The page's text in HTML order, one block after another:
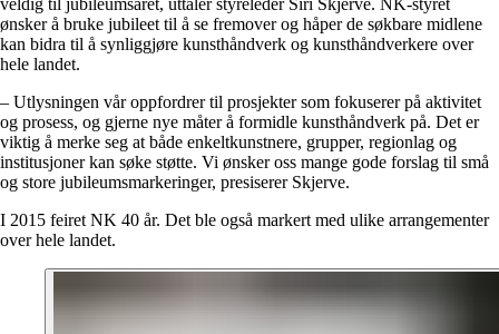
veldig til jubileumsåret, uttaler styreleder Siri Skjerve. NK-styret
ønsker å bruke jubileet til å se fremover og håper de søkbare midlene
kan bidra til å synliggjøre kunsthåndverk og kunsthåndverkere over
hele landet.
– Utlysningen vår oppfordrer til prosjekter som fokuserer på aktivitet
og prosess, og gjerne nye måter å formidle kunsthåndverk på. Det er
viktig å merke seg at både enkeltkunstnere, grupper, regionlag og
institusjoner kan søke støtte. Vi ønsker oss mange gode forslag til små
og store jubileumsmarkeringer, presiserer Skjerve.
I 2015 feiret NK 40 år. Det ble også markert med ulike arrangementer
over hele landet.